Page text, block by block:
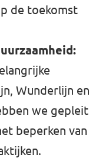
de toekomst
Wunderlijn en
we gepleit
beperken van